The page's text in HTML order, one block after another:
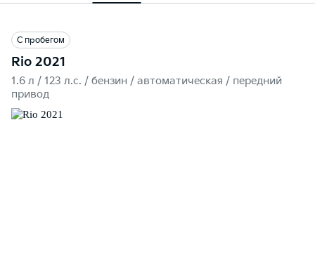
С пробегом
Rio 2021
1.6 л / 123 л.c. / бензин / автоматическая / передний
привод